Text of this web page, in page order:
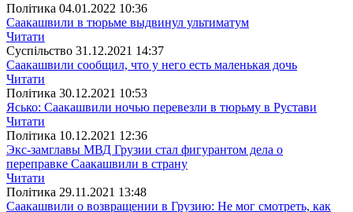
Полiтика 04.01.2022 10:36
Саакашвили в тюрьме выдвинул ультиматум
Читати
Суспiльство 31.12.2021 14:37
Саакашвили сообщил, что у него есть маленькая дочь
Читати
Полiтика 30.12.2021 10:53
Ясько: Саакашвили ночью перевезли в тюрьму в Рустави
Читати
Полiтика 10.12.2021 12:36
Экс-замглавы МВД Грузии стал фигурантом дела о
переправке Саакашвили в страну
Читати
Полiтика 29.11.2021 13:48
Саакашвили о возвращении в Грузию: Не мог смотреть, как